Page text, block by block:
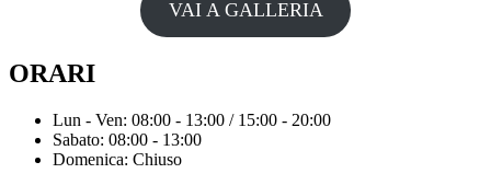
VAI A GALLERIA
ORARI
Lun - Ven: 08:00 - 13:00 / 15:00 - 20:00
Sabato: 08:00 - 13:00
Domenica: Chiuso